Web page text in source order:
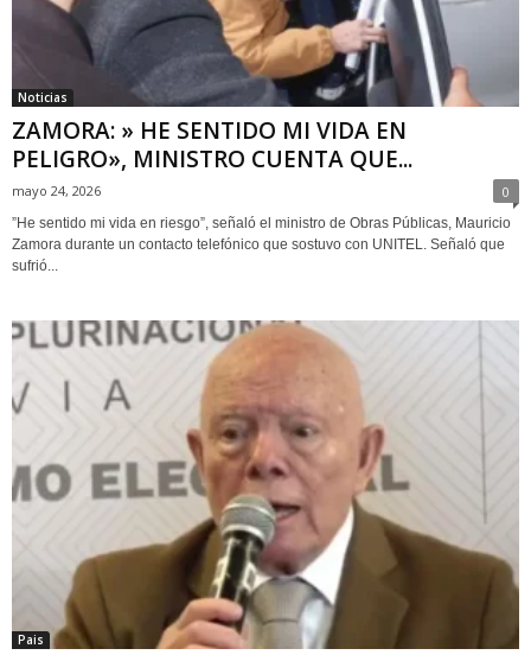
Noticias
ZAMORA: » HE SENTIDO MI VIDA EN
PELIGRO», MINISTRO CUENTA QUE...
mayo 24, 2026 0
”He sentido mi vida en riesgo”, señaló el ministro de Obras Públicas, Mauricio
Zamora durante un contacto telefónico que sostuvo con UNITEL. Señaló que
sufrió...
Pais